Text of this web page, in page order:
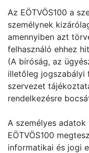
Az EÖTVÖS100 a
személynek
amennyiben azt
felhasználó ehhez
(A bíróság, az
illetőleg jogszabályi
szervezet
rendelkezésre
A személyes
EÖTVÖS100
informatikai és jogi